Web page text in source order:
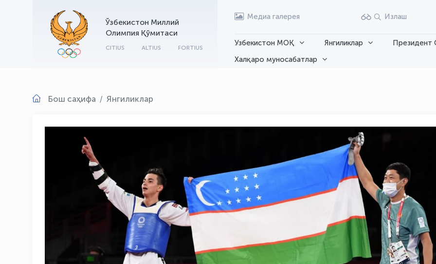
Ўзбекистон Миллий
Олимпия Қўмитаси
CITIUS ALTIUS FORTIUS
Медиа галерея Излаш
Узбекистон МОҚ Янгиликлар
Президент
Халқаро муносабатлар
Бош саҳифа Янгиликлар